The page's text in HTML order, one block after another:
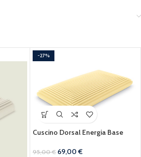
-27%
Cuscino Dorsal Energia Base
95,00€ 69,00€